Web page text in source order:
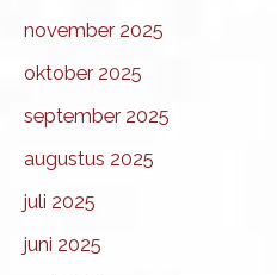
november 2025
oktober 2025
september 2025
augustus 2025
juli 2025
juni 2025